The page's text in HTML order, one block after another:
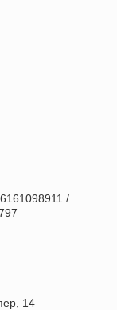
/
14